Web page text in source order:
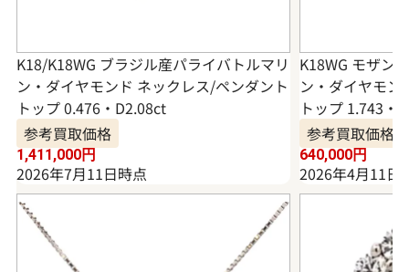
K18/K18WG ブラジル産パライバトルマリ
ン・ダイヤモンド ネックレス/ペンダント
トップ 0.476・D2.08ct
参考買取価格
1,411,000円
2026年7月11日時点
K18WG モザン
ン・ダイヤモ
トップ 1.743・
参考買取価格
640,000円
2026年4月11日